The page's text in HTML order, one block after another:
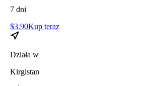
7 dni
$3.90Kup teraz
Działa w
Kirgistan